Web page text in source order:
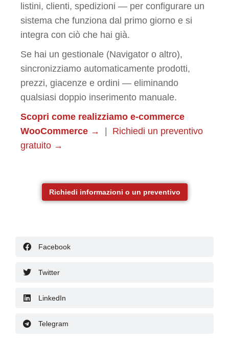
listini, clienti, spedizioni — per configurare un
sistema che funziona dal primo giorno e si
integra con ciò che hai già.
Se hai un gestionale (Navigator o altro),
sincronizziamo automaticamente prodotti,
prezzi, giacenze e ordini — eliminando
qualsiasi doppio inserimento manuale.
Scopri come realizziamo e-commerce
WooCommerce →
Richiedi un preventivo
gratuito →
Richiedi informazioni o un preventivo
Facebook
Twitter
LinkedIn
Telegram